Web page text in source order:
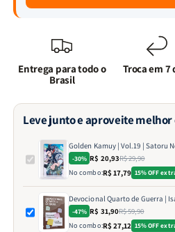
Entrega para todo o
Brasil
Troca em 7
Leve junto e aproveite melhor
Golden Kamuy | Vol.19 | Satoru
-30% R$ 20,93R$ 29,90
No combo:R$ 17,79 15% OFF
Devocional Quarto de Guerra |
-47% R$ 31,90R$ 59,90
No combo:R$ 27,12 15% OFF